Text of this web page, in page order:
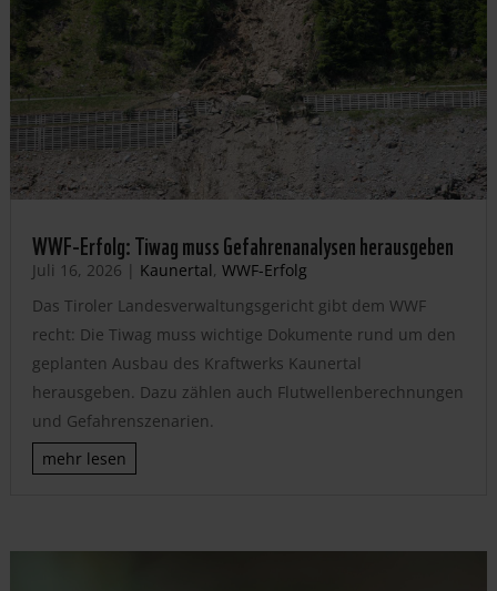
WWF-Erfolg: Tiwag muss Gefahrenanalysen herausgeben
Juli 16, 2026 | Kaunertal, WWF-Erfolg
Das Tiroler Landesverwaltungsgericht gibt dem WWF
recht: Die Tiwag muss wichtige Dokumente rund um den
geplanten Ausbau des Kraftwerks Kaunertal
herausgeben. Dazu zählen auch Flutwellenberechnungen
und Gefahrenszenarien.
mehr lesen